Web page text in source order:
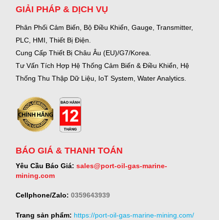
GIẢI PHÁP & DỊCH VỤ
Phân Phối Cảm Biến, Bộ Điều Khiển, Gauge, Transmitter,
PLC, HMI, Thiết Bị Điện.
Cung Cấp Thiết Bị Châu Âu (EU)/G7/Korea.
Tư Vấn Tích Hợp Hệ Thống Cảm Biến & Điều Khiển, Hệ
Thống Thu Thập Dữ Liệu, IoT System, Water Analytics.
BÁO GIÁ & THANH TOÁN
Yêu Cầu Báo Giá: sales@port-oil-gas-marine-
mining.com
Cellphone/Zalo: 0359643939
Trang sản phẩm: https://port-oil-gas-marine-mining.com/